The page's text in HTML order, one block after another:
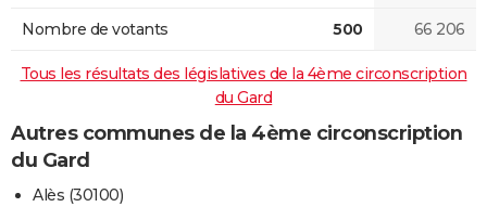
Nombre de votants 500 66 206
Tous les résultats des législatives de la 4ème circonscription
du Gard
Autres communes de la 4ème circonscription
du Gard
Alès (30100)